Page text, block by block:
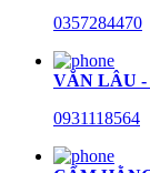
0357284470
VĂN LÂU -
0931118564